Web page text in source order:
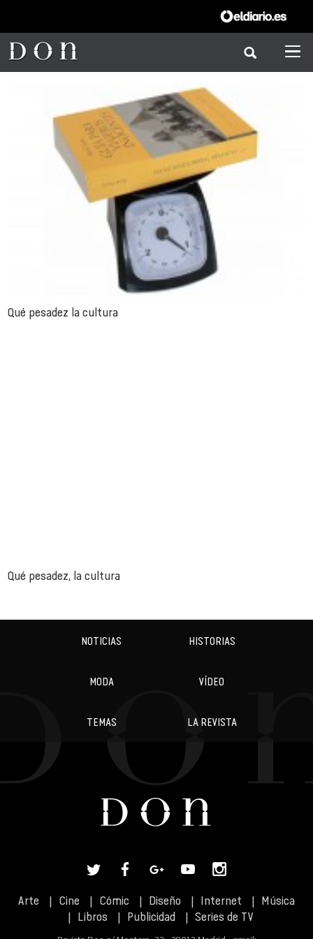
Qué pesadez la cultura
Qué pesadez, la cultura
NOTICIAS HISTORIAS
MODA VÍDEO
TEMAS LA REVISTA
Arte Cine Cómic Diseño Internet
Música
Libros
Publicidad Series de TV